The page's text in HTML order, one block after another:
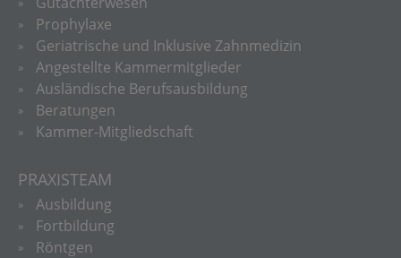
Prophylaxe
Geriatrische und Inklusive Zahnmedizin
Angestellte Kammermitglieder
Ausländische Berufsausbildung
Beratungen
Kammer-Mitgliedschaft
PRAXISTEAM
Ausbildung
Fortbildung
Röntgen